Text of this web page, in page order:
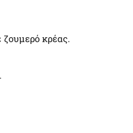
ζουμερό κρέας.